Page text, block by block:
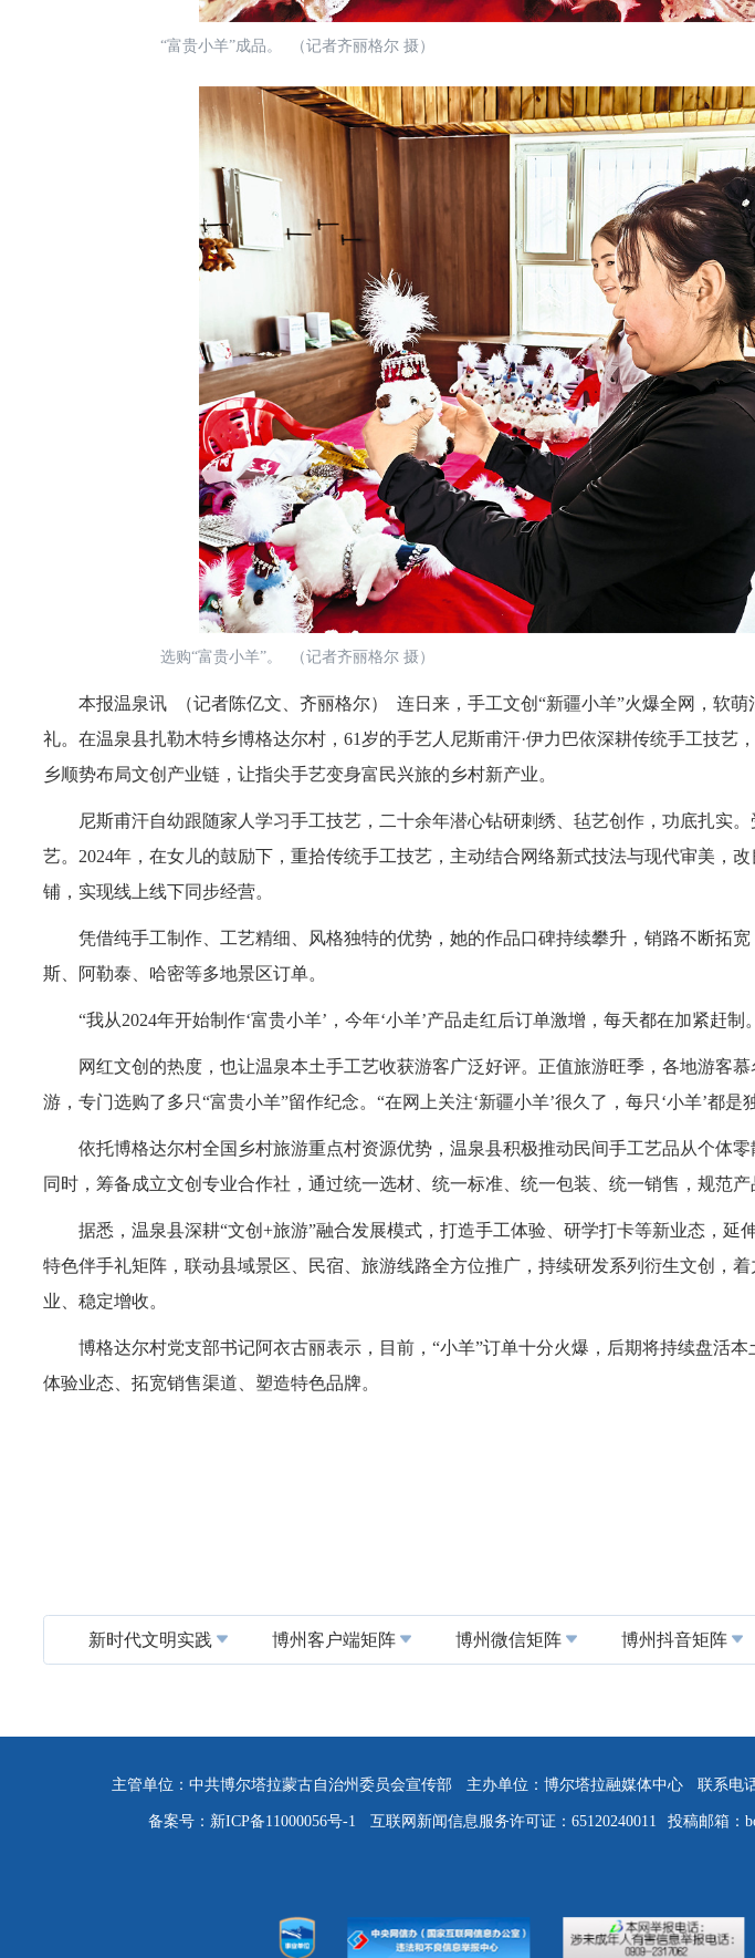
“富贵小羊”成品。 （记者齐丽格尔 摄）
选购“富贵小羊”。 （记者齐丽格尔 摄）
本报温泉讯 （记者陈亿文、齐丽格尔） 连日来，手工文创“新疆小羊”火爆全网，软萌
礼。在温泉县扎勒木特乡博格达尔村，61岁的手艺人尼斯甫汗·伊力巴依深耕传统手工技艺
乡顺势布局文创产业链，让指尖手艺变身富民兴旅的乡村新产业。
尼斯甫汗自幼跟随家人学习手工技艺，二十余年潜心钻研刺绣、毡艺创作，功底扎实。
艺。2024年，在女儿的鼓励下，重拾传统手工技艺，主动结合网络新式技法与现代审美，
铺，实现线上线下同步经营。
凭借纯手工制作、工艺精细、风格独特的优势，她的作品口碑持续攀升，销路不断拓宽
斯、阿勒泰、哈密等多地景区订单。
“我从2024年开始制作‘富贵小羊’，今年‘小羊’产品走红后订单激增，每天都在加紧赶制
网红文创的热度，也让温泉本土手工艺收获游客广泛好评。正值旅游旺季，各地游客慕
游，专门选购了多只“富贵小羊”留作纪念。“在网上关注‘新疆小羊’很久了，每只‘小羊’都是
依托博格达尔村全国乡村旅游重点村资源优势，温泉县积极推动民间手工艺品从个体零
同时，筹备成立文创专业合作社，通过统一选材、统一标准、统一包装、统一销售，规范产
据悉，温泉县深耕“文创+旅游”融合发展模式，打造手工体验、研学打卡等新业态，延
特色伴手礼矩阵，联动县域景区、民宿、旅游线路全方位推广，持续研发系列衍生文创，
业、稳定增收。
博格达尔村党支部书记阿衣古丽表示，目前，“小羊”订单十分火爆，后期将持续盘活本
体验业态、拓宽销售渠道、塑造特色品牌。
新时代文明实践 博州客户端矩阵 博州微信矩阵 博州抖音矩阵
主管单位：中共博尔塔拉蒙古自治州委员会宣传部 主办单位：博尔塔拉融媒体中心 联系电
备案号：新ICP备11000056号-1 互联网新闻信息服务许可证：65120240011 投稿邮箱：